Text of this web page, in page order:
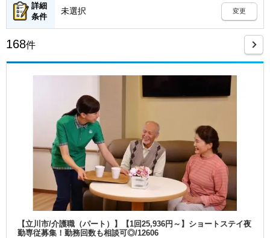
詳細
条件
未選択 変更
168件
【立川市/介護職（パート）】【1回25,936円～】ショートステイ夜
勤専従募集！勤務回数も相談可◎/12606